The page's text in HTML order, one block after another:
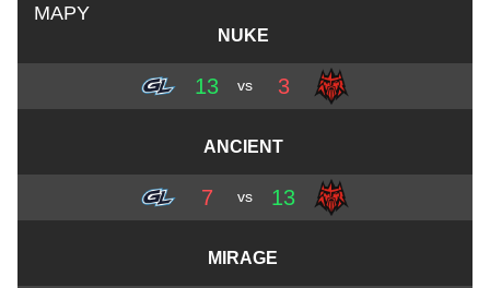
MAPY
NUKE
13 vs 3
ANCIENT
7 vs 13
MIRAGE